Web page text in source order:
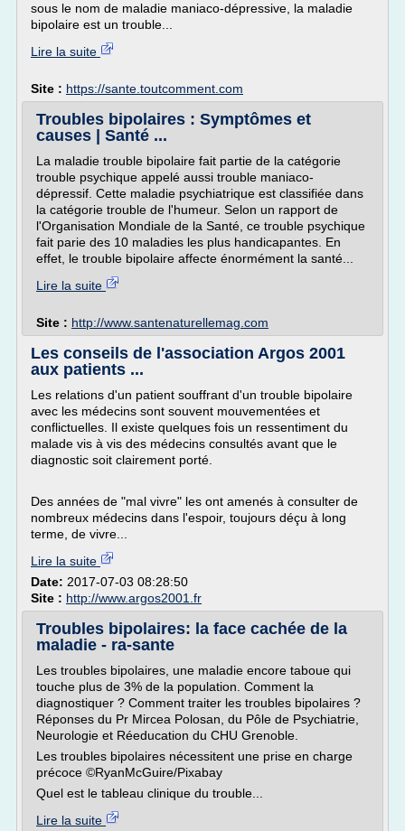
sous le nom de maladie maniaco-dépressive, la maladie
bipolaire est un trouble...
Lire la suite
Site : https://sante.toutcomment.com
Troubles bipolaires : Symptômes et
causes | Santé ...
La maladie trouble bipolaire fait partie de la catégorie
trouble psychique appelé aussi trouble maniaco-
dépressif. Cette maladie psychiatrique est classifiée dans
la catégorie trouble de l'humeur. Selon un rapport de
l'Organisation Mondiale de la Santé, ce trouble psychique
fait parie des 10 maladies les plus handicapantes. En
effet, le trouble bipolaire affecte énormément la santé...
Lire la suite
Site : http://www.santenaturellemag.com
Les conseils de l'association Argos 2001
aux patients ...
Les relations d'un patient souffrant d'un trouble bipolaire
avec les médecins sont souvent mouvementées et
conflictuelles. Il existe quelques fois un ressentiment du
malade vis à vis des médecins consultés avant que le
diagnostic soit clairement porté.
Des années de "mal vivre" les ont amenés à consulter de
nombreux médecins dans l'espoir, toujours déçu à long
terme, de vivre...
Lire la suite
Date: 2017-07-03 08:28:50
Site : http://www.argos2001.fr
Troubles bipolaires: la face cachée de la
maladie - ra-sante
Les troubles bipolaires, une maladie encore taboue qui
touche plus de 3% de la population. Comment la
diagnostiquer ? Comment traiter les troubles bipolaires ?
Réponses du Pr Mircea Polosan, du Pôle de Psychiatrie,
Neurologie et Réeducation du CHU Grenoble.
Les troubles bipolaires nécessitent une prise en charge
précoce ©RyanMcGuire/Pixabay
Quel est le tableau clinique du trouble...
Lire la suite